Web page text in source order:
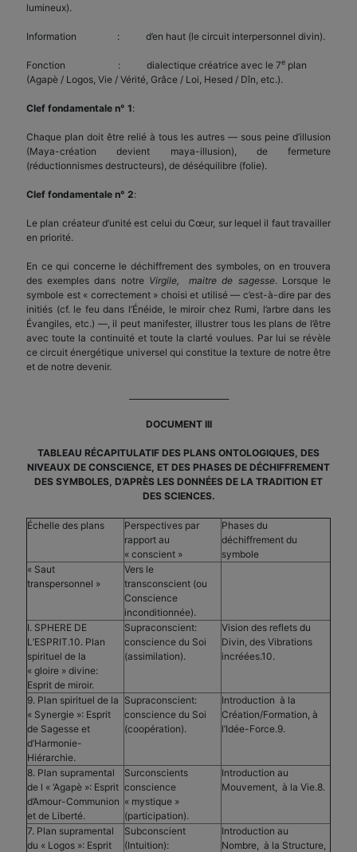
lumineux).
Information : d’en haut (le circuit interpersonnel divin).
Fonction : dialectique créatrice avec le 7e plan
(Agapè / Logos, Vie / Vérité, Grâce / Loi, Hesed / Dîn, etc.).
Clef fondamentale n° 1:
Chaque plan doit être relié à tous les autres — sous peine d’illusion
(Maya-création devient maya-illusion), de fermeture
(réductionnismes destructeurs), de déséquilibre (folie).
Clef fondamentale n° 2:
Le plan créateur d’unité est celui du Cœur, sur lequel il faut travailler
en priorité.
En ce qui concerne le déchiffrement des symboles, on en trouvera
des exemples dans notre Virgile, maitre de sagesse. Lorsque le
symbole est « correctement » choisi et utilisé — c’est-à-dire par des
initiés (cf. le feu dans l’Énéide, le miroir chez Rumi, l’arbre dans les
Évangiles, etc.) —, il peut manifester, illustrer tous les plans de l’être
avec toute la continuité et toute la clarté voulues. Par lui se révèle
ce circuit énergétique universel qui constitue la texture de notre être
et de notre devenir.
DOCUMENT III
TABLEAU RÉCAPITULATIF DES PLANS ONTOLOGIQUES, DES
NIVEAUX DE CONSCIENCE, ET DES PHASES DE DÉCHIFFREMENT
DES SYMBOLES, D’APRÈS LES DONNÉES DE LA TRADITION ET
DES SCIENCES.
Échelle des plans
Perspectives par
rapport au
« conscient »
Phases du
déchiffrement du
symbole
« Saut
transpersonnel »
Vers le
transconscient (ou
Conscience
inconditionnée).
I. SPHERE DE
L’ESPRIT.10. Plan
spirituel de la
« gloire » divine:
Esprit de miroir.
Supraconscient:
conscience du Soi
(assimilation).
Vision des reflets du
Divin, des Vibrations
incréées.10.
9. Plan spirituel de la
« Synergie »: Esprit
de Sagesse et
d’Harmonie-
Hiérarchie.
Supraconscient:
conscience du Soi
(coopération).
Introduction à la
Création/Formation, à
l’Idée-Force.9.
8. Plan supramental
de l « ‘Agapè »: Esprit
d’Amour-Communion
et de Liberté.
Surconscients
conscience
« mystique »
(participation).
Introduction au
Mouvement, à la Vie.8.
7. Plan supramental
du « Logos »: Esprit
Subconscient
(Intuition):
Introduction au
Nombre, à la Structure,